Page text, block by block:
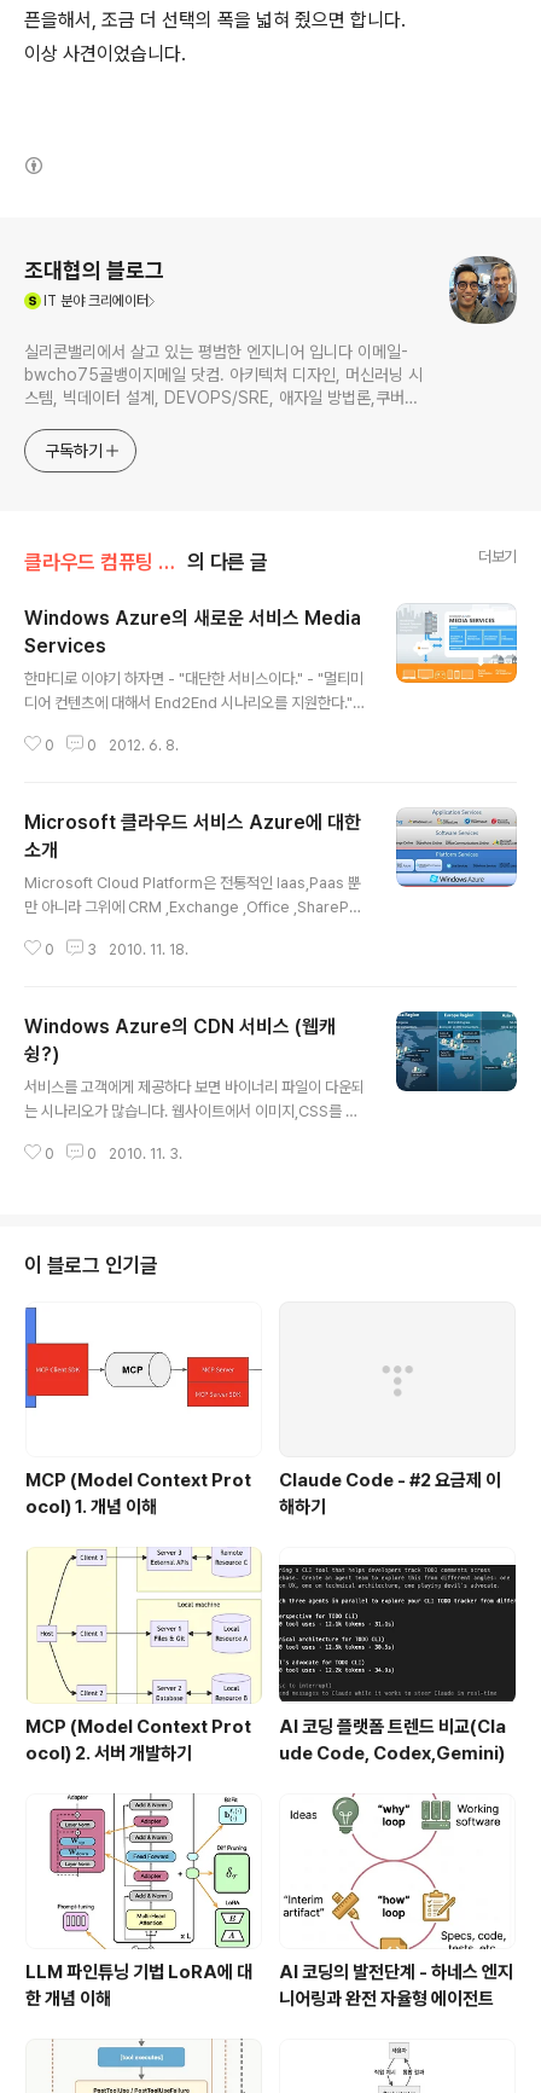
픈을해서, 조금 더 선택의 폭을 넓혀 줬으면 합니다.
이상 사견이었습니다.
조대협의 블로그
IT 분야 크리에이터
실리콘밸리에서 살고 있는 평범한 엔지니어 입니다 이메일-
bwcho75골뱅이지메일 닷컴. 아키텍처 디자인, 머신러닝 시
스템, 빅데이터 설계, DEVOPS/SRE, 애자일 방법론,쿠버네
한 기술 멘토링과 강의 진행합니다. Linkedin :
https://www.linkedin.com/in/terrycho75/
구독하기
클라우드 컴퓨팅 & NoSQL/Azure 의 다른 글 더보기
Windows Azure의 새로운 서비스 Media
Services
한마디로 이야기 하자면 - "대단한 서비스이다." - "멀티미
디어 컨텐츠에 대해서 End2End 시나리오를 지원한다." -
가 있는 서비스라고 생각한다. 2012년 6월8일 한국 시간
e Media Services"이다. 이 서비스의 시나리오를 요약
하자면 1) [업로드] 컨텐츠 사업자가 Azure에 멀티미디어
컨텐츠를 업로드 하면, 2) [워크플로우] 사용자가 정한 컨
텐츠 처리 로직을 수행하게 되는데 3) [인코딩] 컨텐츠를
필요한 포맷으로 인코딩 하고 4) [Ingestion] 각종 후처리
(광고 삽입,메타데이타 추출등)를 거치..
0 0 2012. 6. 8.
Microsoft 클라우드 서비스 Azure에 대한
소개
Microsoft Cloud Platform은 전통적인 Iaas,Paas 뿐
만 아니라 그위에 CRM ,Exchange ,Office ,SharePoi
고, Xbox Live나 Windows Live와 같은 애플리케이션
플리케이션 개발과 배포를 위한 클라우드에 대한 부분에
초점을 맞추기 때문에, Paas 인 Microsoft Windows A
zure에 대해서 설명하도록 한다. Azure Compute Azu
re는 기본적으로 Paas 형의 클라우드다. Iaas 형태의 클
라우드가 OS까지만 제공한다면, Paas형태의 클라우드는
아래 그림..
0 3 2010. 11. 18.
Windows Azure의 CDN 서비스 (웹캐
슁?)
서비스를 고객에게 제공하다 보면 바이너리 파일이 다운되
는 시나리오가 많습니다. 웹사이트에서 이미지,CSS를 다
및 다운로드, 영화 파일, 또는 일반 파일 다운로드 등이 그
념은 간단하게 각 지역에 일종의 캐쉬서버를 놓고, 지역이
멀어서 발생하는 네트워크 지연을 해결하겠다는 개념입니
다. 전세계적으로 Akamai가 대표적인 CDN 서비스 벤더
이 전세계의 어딘가에 배포되어 있기 때문에 서비스 대상
이 되는 지역에 서버가 없을 ..
0 0 2010. 11. 3.
이 블로그 인기글
MCP (Model Context Prot
ocol) 1. 개념 이해
Claude Code - #2 요금제 이
해하기
MCP (Model Context Prot
ocol) 2. 서버 개발하기
AI 코딩 플랫폼 트렌드 비교(Cla
ude Code, Codex,Gemini)
LLM 파인튜닝 기법 LoRA에 대
한 개념 이해
AI 코딩의 발전단계 - 하네스 엔지
니어링과 완전 자율형 에이전트